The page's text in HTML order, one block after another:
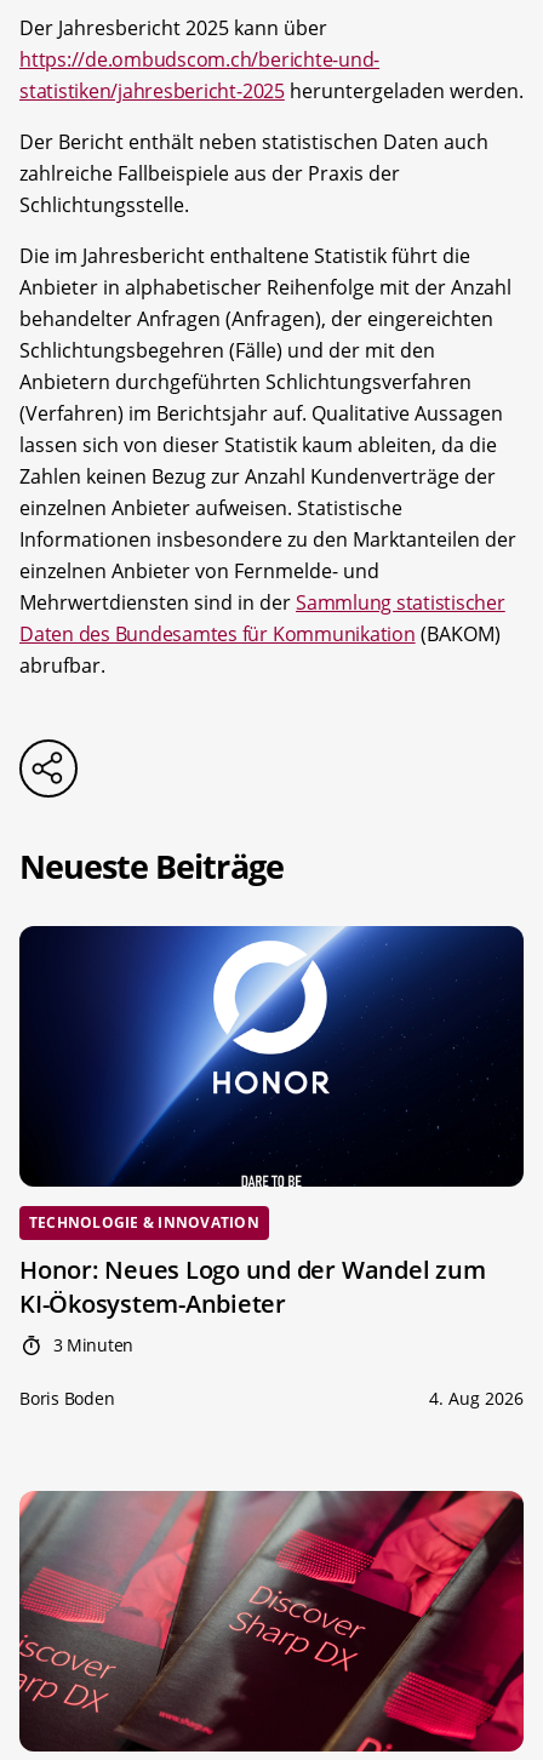
Der Jahresbericht 2025 kann über
https://de.ombudscom.ch/berichte-und-
statistiken/jahresbericht-2025heruntergeladen werden.
Der Bericht enthält neben statistischen Daten auch
zahlreiche Fallbeispiele aus der Praxis der
Schlichtungsstelle.
Die im Jahresbericht enthaltene Statistik führt die
Anbieter in alphabetischer Reihenfolge mit der Anzahl
behandelter Anfragen (Anfragen), der eingereichten
Schlichtungsbegehren (Fälle) und der mit den
Anbietern durchgeführten Schlichtungsverfahren
(Verfahren) im Berichtsjahr auf. Qualitative Aussagen
lassen sich von dieser Statistik kaum ableiten, da die
Zahlen keinen Bezug zur Anzahl Kundenverträge der
einzelnen Anbieter aufweisen. Statistische
Informationen insbesondere zu den Marktanteilen der
einzelnen Anbieter von Fernmelde- und
Mehrwertdiensten sind in derSammlung statistischer
Daten des Bundesamtes für Kommunikation (BAKOM)
abrufbar.
Neueste Beiträge
TECHNOLOGIE & INNOVATION
Honor: Neues Logo und der Wandel zum
KI-Ökosystem-Anbieter
3 Minuten
Boris Boden 4. Aug 2026